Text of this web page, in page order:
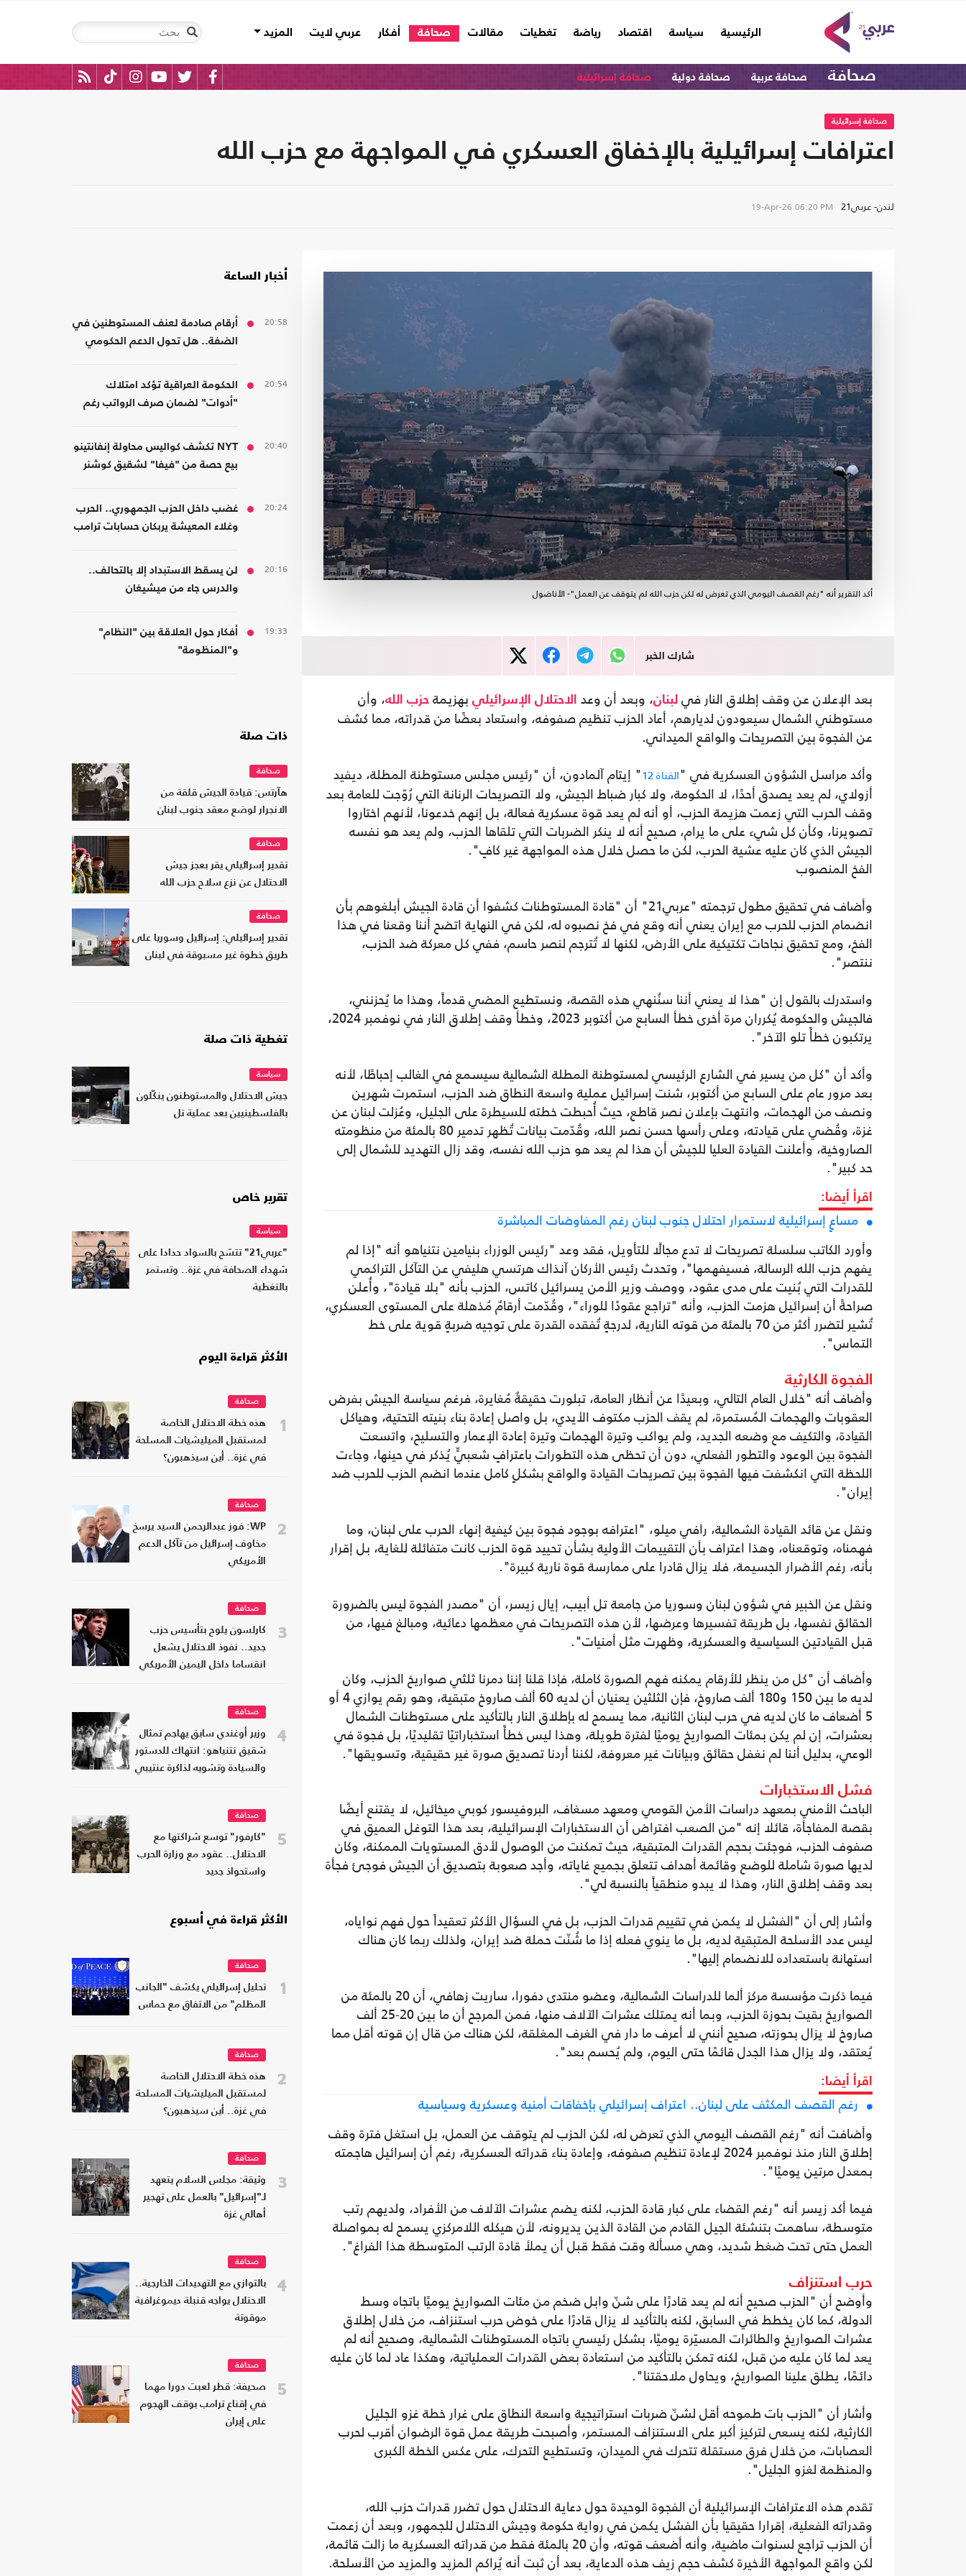
الرئيسية
(current) سياسة اقتصاد رياضة تغطيات مقالات صحافة أفكار عربي لايت المزيد
صحافة صحافة عربية صحافة دولية صحافة إسرائيلية
صحافة إسرائيلية
اعترافات إسرائيلية بالإخفاق العسكري في المواجهة مع حزب الله
لندن- عربي21 19-Apr-26 06:20 PM
أكد التقرير أنه "رغم القصف اليومي الذي تعرض له لكن حزب الله لم يتوقف عن العمل"- الأناضول
شارك الخبر
بعد الإعلان عن وقف إطلاق النار في لبنان، وبعد أن وعد الاحتلال الإسرائيلي بهزيمة حزب الله، وأن
مستوطني الشمال سيعودون لديارهم، أعاد الحزب تنظيم صفوفه، واستعاد بعضًا من قدراته، مما كشف
عن الفجوة بين التصريحات والواقع الميداني.
وأكد مراسل الشؤون العسكرية في "القناة 12
" إيتام آلمادون، أن "رئيس مجلس مستوطنة المطلة، ديفيد
أزولاي، لم يعد يصدق أحدًا، لا الحكومة، ولا كبار ضباط الجيش، ولا التصريحات الرنانة التي رُوّجت للعامة بعد
وقف الحرب التي زعمت هزيمة الحزب، أو أنه لم يعد قوة عسكرية فعالة، بل إنهم خدعونا، لأنهم اختاروا
تصويرنا، وكأن كل شيء على ما يرام، صحيح أنه لا ينكر الضربات التي تلقاها الحزب، ولم يعد هو نفسه
الجيش الذي كان عليه عشية الحرب، لكن ما حصل خلال هذه المواجهة غير كافٍ".
الفخ المنصوب
وأضاف في تحقيق مطول ترجمته "عربي21" أن "قادة المستوطنات كشفوا أن قادة الجيش أبلغوهم بأن
انضمام الحزب للحرب مع إيران يعني أنه وقع في فخ نصبوه له، لكن في النهاية اتضح أننا وقعنا في هذا
الفخ، ومع تحقيق نجاحات تكتيكية على الأرض، لكنها لا تُترجم لنصر حاسم، ففي كل معركة ضد الحزب،
ننتصر".
واستدرك بالقول إن "هذا لا يعني أننا سنُنهي هذه القصة، ونستطيع المضي قدماً، وهذا ما يُحزنني،
فالجيش والحكومة يُكرران مرة أخرى خطأ السابع من أكتوبر 2023، وخطأ وقف إطلاق النار في نوفمبر 2024،
يرتكبون خطأً تلو الآخر".
وأكد أن "كل من يسير في الشارع الرئيسي لمستوطنة المطلة الشمالية سيسمع في الغالب إحباطًا، لأنه
بعد مرور عام على السابع من أكتوبر، شنت إسرائيل عملية واسعة النطاق ضد الحزب، استمرت شهرين
ونصف من الهجمات، وانتهت بإعلان نصر قاطع، حيث أُحبطت خطته للسيطرة على الجليل، وعُزلت لبنان عن
غزة، وقُضي على قيادته، وعلى رأسها حسن نصر الله، وقُدّمت بيانات تُظهر تدمير 80 بالمئة من منظومته
الصاروخية، وأعلنت القيادة العليا للجيش أن هذا لم يعد هو حزب الله نفسه، وقد زال التهديد للشمال إلى
حد كبير".
اقرأ أيضا:
مساعٍ إسرائيلية لاستمرار احتلال جنوب لبنان رغم المفاوضات المباشرة
وأورد الكاتب سلسلة تصريحات لا تدع مجالًا للتأويل، فقد وعد "رئيس الوزراء بنيامين نتنياهو أنه "إذا لم
يفهم حزب الله الرسالة، فسيفهمها"، وتحدث رئيس الأركان آنذاك هرتسي هليفي عن التآكل التراكمي
للقدرات التي بُنيت على مدى عقود، ووصف وزير الأمن يسرائيل كاتس، الحزب بأنه "بلا قيادة"، وأُعلن
صراحةً أن إسرائيل هزمت الحزب، وأنه "تراجع عقودًا للوراء"، وقُدّمت أرقامٌ مُذهلة على المستوى العسكري،
تُشير لتضرر أكثر من 70 بالمئة من قوته النارية، لدرجةٍ تُفقده القدرة على توجيه ضربةٍ قوية على خط
التماس".
الفجوة الكارثية
وأضاف أنه "خلال العام التالي، وبعيدًا عن أنظار العامة، تبلورت حقيقةٌ مُغايرة، فرغم سياسة الجيش بفرض
العقوبات والهجمات المُستمرة، لم يقف الحزب مكتوف الأيدي، بل واصل إعادة بناء بنيته التحتية، وهياكل
القيادة، والتكيف مع وضعه الجديد، ولم يواكب وتيرة الهجمات وتيرة إعادة الإعمار والتسليح، واتسعت
الفجوة بين الوعود والتطور الفعلي، دون أن تحظى هذه التطورات باعترافٍ شعبيٍّ يُذكر في حينها، وجاءت
اللحظة التي انكشفت فيها الفجوة بين تصريحات القيادة والواقع بشكلٍ كامل عندما انضم الحزب للحرب ضد
إيران".
ونقل عن قائد القيادة الشمالية، رافي ميلو، "اعترافه بوجود فجوة بين كيفية إنهاء الحرب على لبنان، وما
فهمناه، وتوقعناه، وهذا اعتراف بأن التقييمات الأولية بشأن تحييد قوة الحزب كانت متفائلة للغاية، بل إقرار
بأنه، رغم الأضرار الجسيمة، فلا يزال قادرا على ممارسة قوة نارية كبيرة".
ونقل عن الخبير في شؤون لبنان وسوريا من جامعة تل أبيب، إيال زيسر، أن "مصدر الفجوة ليس بالضرورة
الحقائق نفسها، بل طريقة تفسيرها وعرضها، لأن هذه التصريحات في معظمها دعائية، ومبالغ فيها، من
قبل القيادتين السياسية والعسكرية، وظهرت مثل أمنيات".
وأضاف أن "كل من ينظر للأرقام يمكنه فهم الصورة كاملة، فإذا قلنا إننا دمرنا ثلثي صواريخ الحزب، وكان
لديه ما بين 150 و180 ألف صاروخ، فإن الثلثين يعنيان أن لديه 60 ألف صاروخ متبقية، وهو رقم يوازي 4 أو
5 أضعاف ما كان لديه في حرب لبنان الثانية، مما يسمح له بإطلاق النار بالتأكيد على مستوطنات الشمال
بعشرات، إن لم يكن بمئات الصواريخ يوميًا لفترة طويلة، وهذا ليس خطأً استخباراتيًا تقليديًا، بل فجوة في
الوعي، بدليل أننا لم نغفل حقائق وبيانات غير معروفة، لكننا أردنا تصديق صورة غير حقيقية، وتسويقها".
فشل الاستخبارات
الباحث الأمني بمعهد دراسات الأمن القومي ومعهد مسغاف، البروفيسور كوبي ميخائيل، لا يقتنع أيضًا
بقصة المفاجأة، قائلا إنه "من الصعب افتراض أن الاستخبارات الإسرائيلية، بعد هذا التوغل العميق في
صفوف الحزب، فوجئت بحجم القدرات المتبقية، حيث تمكنت من الوصول لأدق المستويات الممكنة، وكان
لديها صورة شاملة للوضع وقائمة أهداف تتعلق بجميع غاياته، وأجد صعوبة بتصديق أن الجيش فوجئ فجأة
بعد وقف إطلاق النار، وهذا لا يبدو منطقياً بالنسبة لي".
وأشار إلى أن "الفشل لا يكمن في تقييم قدرات الحزب، بل في السؤال الأكثر تعقيداً حول فهم نواياه،
ليس عدد الأسلحة المتبقية لديه، بل ما ينوي فعله إذا ما شُنّت حملة ضد إيران، ولذلك ربما كان هناك
استهانة باستعداده للانضمام إليها".
فيما ذكرت مؤسسة مركز ألما للدراسات الشمالية، وعضو منتدى دفورا، ساريت زهافي، أن 20 بالمئة من
الصواريخ بقيت بحوزة الحزب، وبما أنه يمتلك عشرات الآلاف منها، فمن المرجح أن ما بين 20-25 ألف
صاروخ لا يزال بحوزته، صحيح أنني لا أعرف ما دار في الغرف المغلقة، لكن هناك من قال إن قوته أقل مما
يُعتقد، ولا يزال هذا الجدل قائمًا حتى اليوم، ولم يُحسم بعد".
اقرأ أيضا:
رغم القصف المكثف على لبنان.. اعتراف إسرائيلي بإخفاقات أمنية وعسكرية وسياسية
وأضافت أنه "رغم القصف اليومي الذي تعرض له، لكن الحزب لم يتوقف عن العمل، بل استغل فترة وقف
إطلاق النار منذ نوفمبر 2024 لإعادة تنظيم صفوفه، وإعادة بناء قدراته العسكرية، رغم أن إسرائيل هاجمته
بمعدل مرتين يوميًا".
فيما أكد زيسر أنه "رغم القضاء على كبار قادة الحزب، لكنه يضم عشرات الآلاف من الأفراد، ولديهم رتب
متوسطة، ساهمت بتنشئة الجيل القادم من القادة الذين يديرونه، لأن هيكله اللامركزي يسمح له بمواصلة
العمل حتى تحت ضغط شديد، وهي مسألة وقت فقط قبل أن يملأ قادة الرتب المتوسطة هذا الفراغ".
حرب استنزاف
وأوضح أن "الحزب صحيح أنه لم يعد قادرًا على شنّ وابل ضخم من مئات الصواريخ يوميًا باتجاه وسط
الدولة، كما كان يخطط في السابق، لكنه بالتأكيد لا يزال قادرًا على خوض حرب استنزاف، من خلال إطلاق
عشرات الصواريخ والطائرات المسيّرة يوميًا، بشكل رئيسي باتجاه المستوطنات الشمالية، وصحيح أنه لم
يعد لما كان عليه من قبل، لكنه تمكن بالتأكيد من استعادة بعض القدرات العملياتية، وهكذا عاد لما كان عليه
دائمًا، يطلق علينا الصواريخ، ويحاول ملاحقتنا".
وأشار أن "الحزب بات طموحه أقل لشنّ ضربات استراتيجية واسعة النطاق على غرار خطة غزو الجليل
الكارثية، لكنه يسعى لتركيز أكبر على الاستنزاف المستمر، وأصبحت طريقة عمل قوة الرضوان أقرب لحرب
العصابات، من خلال فرق مستقلة تتحرك في الميدان، وتستطيع التحرك، على عكس الخطة الكبرى
والمنظمة لغزو الجليل".
تقدم هذه الاعترافات الإسرائيلية أن الفجوة الوحيدة حول دعاية الاحتلال حول تضرر قدرات حزب الله،
وقدراته الفعلية، إقرارا حقيقيا بأن الفشل يكمن في رواية حكومة وجيش الاحتلال للجمهور، وبعد أن زعمت
أن الحزب تراجع لسنوات ماضية، وأنه أضعف قوته، وأن 20 بالمئة فقط من قدراته العسكرية ما زالت قائمة،
لكن واقع المواجهة الأخيرة كشف حجم زيف هذه الدعاية، بعد أن ثبت أنه يُراكم المزيد والمزيد من الأسلحة.
أخبار الساعة
20:58
أرقام صادمة لعنف المستوطنين في
الضفة.. هل تحول الدعم الحكومي
20:54
الحكومة العراقية تؤكد امتلاك
"أدوات" لضمان صرف الرواتب رغم
20:40
NYT تكشف كواليس محاولة إنفانتينو
بيع حصة من "فيفا" لشقيق كوشنر
20:24
غضب داخل الحزب الجمهوري.. الحرب
وغلاء المعيشة يربكان حسابات ترامب
20:16
لن يسقط الاستبداد إلا بالتحالف..
والدرس جاء من ميشيغان
19:33
أفكار حول العلاقة بين "النظام"
و"المنظومة"
ذات صلة
صحافة
هآرتس: قيادة الجيش قلقة من
الانجرار لوضع معقد جنوب لبنان
صحافة
تقدير إسرائيلي يقر بعجز جيش
الاحتلال عن نزع سلاح حزب الله
صحافة
تقدير إسرائيلي: إسرائيل وسوريا على
طريق خطوة غير مسبوقة في لبنان
تغطية ذات صلة
سياسة
جيش الاحتلال والمستوطنون ينكّلون
بالفلسطينيين بعد عملية تل
تقرير خاص
سياسة
"عربي21" تتشح بالسواد حدادا على
شهداء الصحافة في غزة.. وتستمر
بالتغطية
الأكثر قراءة اليوم
1
صحافة
هذه خطة الاحتلال الخاصة
لمستقبل الميليشيات المسلحة
في غزة.. أين سيذهبون؟
2
صحافة
WP: فوز عبدالرحمن السيد يرسخ
مخاوف إسرائيل من تآكل الدعم
الأمريكي
3
صحافة
كارلسون يلوح بتأسيس حزب
جديد.. نفوذ الاحتلال يشعل
انقساما داخل اليمين الأمريكي
4
صحافة
وزير أوغندي سابق يهاجم تمثال
شقيق نتنياهو: انتهاك للدستور
والسيادة وتشويه لذاكرة عنتيبي
5
صحافة
"كارفور" توسع شراكتها مع
الاحتلال.. عقود مع وزارة الحرب
واستحواذ جديد
الأكثر قراءة في أسبوع
1
صحافة
تحليل إسرائيلي يكشف "الجانب
المظلم" من الاتفاق مع حماس
2
صحافة
هذه خطة الاحتلال الخاصة
لمستقبل الميليشيات المسلحة
في غزة.. أين سيذهبون؟
3
صحافة
وثيقة: مجلس السلام يتعهد
لـ"إسرائيل" بالعمل على تهجير
أهالي غزة
4
صحافة
بالتوازي مع التهديدات الخارجية..
الاحتلال يواجه قنبلة ديموغرافية
موقوتة
5
صحافة
صحيفة: قطر لعبت دورا مهما
في إقناع ترامب بوقف الهجوم
على إيران